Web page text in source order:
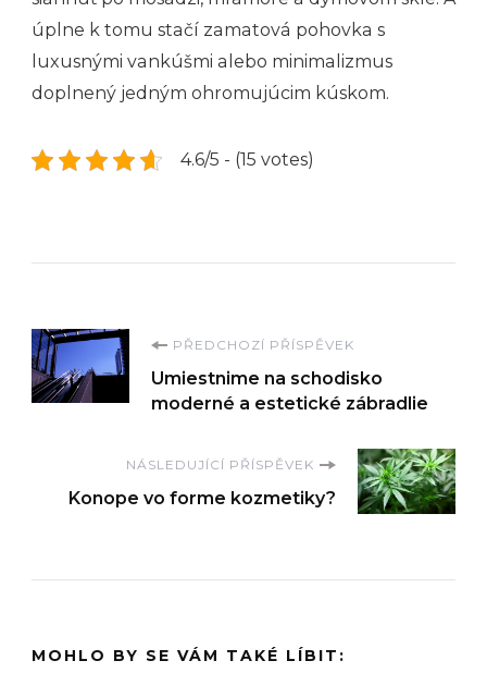
úplne k tomu stačí zamatová pohovka s
luxusnými vankúšmi alebo minimalizmus
doplnený jedným ohromujúcim kúskom.
4.6/5 - (15 votes)
Navigace
příspěvku
PŘEDCHOZÍ PŘÍSPĚVEK
Umiestnime na schodisko
moderné a estetické zábradlie
NÁSLEDUJÍCÍ PŘÍSPĚVEK
Konope vo forme kozmetiky?
MOHLO BY SE VÁM TAKÉ LÍBIT: